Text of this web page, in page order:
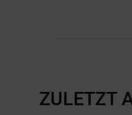
ZULETZT